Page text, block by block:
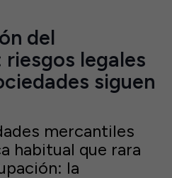
del
legales
siguen
mercantiles
habitual que rara
la